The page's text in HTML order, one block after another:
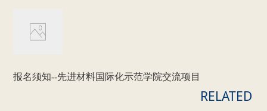
报名须知--先进材料国际化示范学院交流项目
RELATED